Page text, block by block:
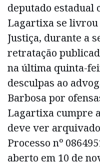
deputado estadual
Lagartixa se livrou
Justiça, durante a
retratação
na última quinta-
desculpas ao
Barbosa por
Lagartixa cumpre
deve ver
Processo nº
aberto em 10 de